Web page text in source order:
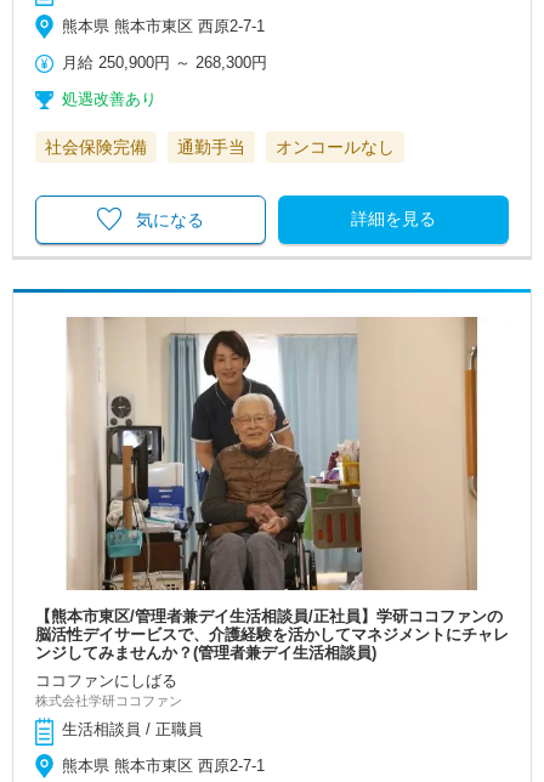
熊本県 熊本市東区 西原2-7-1
月給 250,900円 ～ 268,300円
処遇改善あり
社会保険完備 通勤手当 オンコールなし
詳細を見る
気になる
【熊本市東区/管理者兼デイ生活相談員/正社員】学研ココファンの
脳活性デイサービスで、介護経験を活かしてマネジメントにチャレ
ンジしてみませんか？(管理者兼デイ生活相談員)
ココファンにしばる
株式会社学研ココファン
生活相談員 / 正職員
熊本県 熊本市東区 西原2-7-1